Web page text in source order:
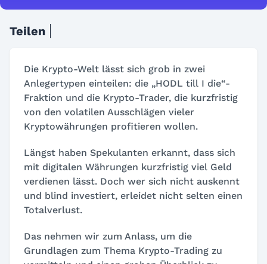
Teilen
Die Krypto-Welt lässt sich grob in zwei
Anlegertypen einteilen: die „HODL till I die“-
Fraktion und die Krypto-Trader, die kurzfristig
von den volatilen Ausschlägen vieler
Kryptowährungen profitieren wollen.
Längst haben Spekulanten erkannt, dass sich
mit digitalen Währungen kurzfristig viel Geld
verdienen lässt. Doch wer sich nicht auskennt
und blind investiert, erleidet nicht selten einen
Totalverlust.
Das nehmen wir zum Anlass, um die
Grundlagen zum Thema Krypto-Trading zu